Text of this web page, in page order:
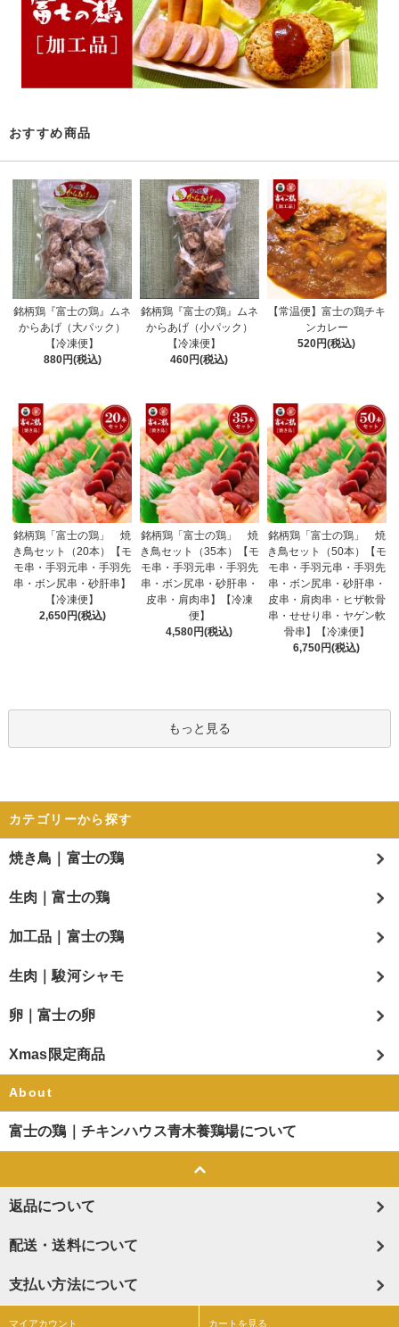
おすすめ商品
銘柄鶏『富士の鶏』ムネ
からあげ（大パック）
【冷凍便】
880円(税込)
銘柄鶏『富士の鶏』ムネ
からあげ（小パック）
【冷凍便】
460円(税込)
【常温便】富士の鶏チキ
ンカレー
520円(税込)
銘柄鶏「富士の鶏」 焼
き鳥セット（20本）【モ
モ串・手羽元串・手羽先
串・ボン尻串・砂肝串】
【冷凍便】
2,650円(税込)
銘柄鶏「富士の鶏」 焼
き鳥セット（35本）【モ
モ串・手羽元串・手羽先
串・ボン尻串・砂肝串・
皮串・肩肉串】【冷凍
便】
4,580円(税込)
銘柄鶏「富士の鶏」 焼
き鳥セット（50本）【モ
モ串・手羽元串・手羽先
串・ボン尻串・砂肝串・
皮串・肩肉串・ヒザ軟骨
串・せせり串・ヤゲン軟
骨串】【冷凍便】
6,750円(税込)
もっと見る
カテゴリーから探す
焼き鳥｜富士の鶏
生肉｜富士の鶏
加工品｜富士の鶏
生肉｜駿河シャモ
卵｜富士の卵
Xmas限定商品
About
富士の鶏｜チキンハウス青木養鶏場について
返品について
配送・送料について
支払い方法について
マイアカウント カートを見る